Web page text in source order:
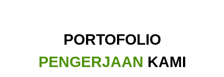
PORTOFOLIO
PENGERJAAN KAMI